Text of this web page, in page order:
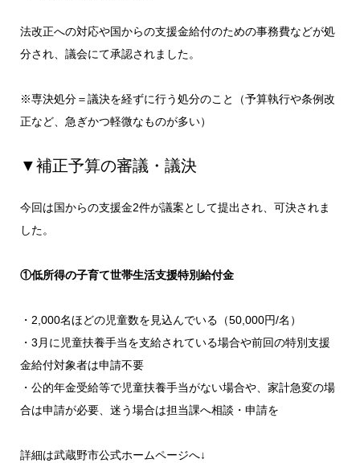
法改正への対応や国からの支援金給付のための事務費などが処
分され、議会にて承認されました。
※専決処分＝議決を経ずに行う処分のこと（予算執行や条例改
正など、急ぎかつ軽微なものが多い）
▼補正予算の審議・議決
今回は国からの支援金2件が議案として提出され、可決されま
した。
①低所得の子育て世帯生活支援特別給付金
・2,000名ほどの児童数を見込んでいる（50,000円/名）
・3月に児童扶養手当を支給されている場合や前回の特別支援
金給付対象者は申請不要
・公的年金受給等で児童扶養手当がない場合や、家計急変の場
合は申請が必要、迷う場合は担当課へ相談・申請を
詳細は武蔵野市公式ホームページへ↓